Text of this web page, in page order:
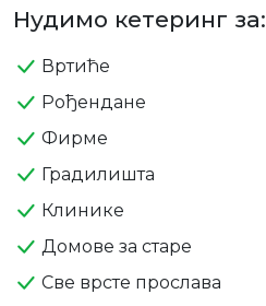
Нудимо кетеринг за:
Вртиће
Рођендане
Фирме
Градилишта
Клинике
Домове за старе
Све врсте прослава